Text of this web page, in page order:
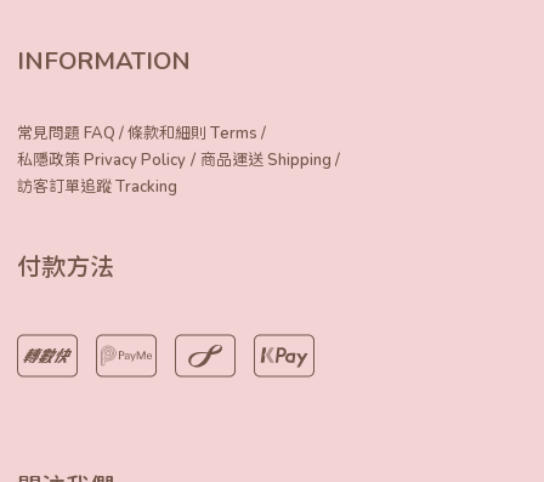
INFORMATION
常見問題 FAQ /條款和細則 Terms /
私隱政策 Privacy Policy / 商品運送 Shipping /
訪客訂單追蹤 Tracking
付款方法